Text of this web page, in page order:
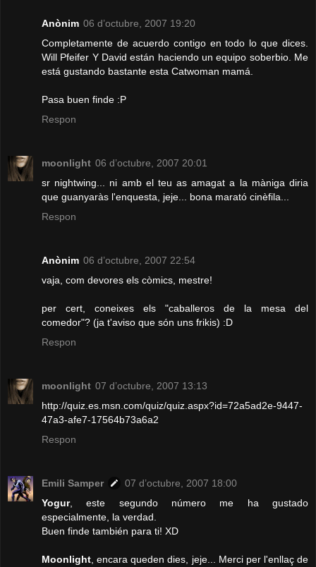
Anònim 06 d’octubre, 2007 19:20
Completamente de acuerdo contigo en todo lo que dices.
Will Pfeifer Y David están haciendo un equipo soberbio. Me
está gustando bastante esta Catwoman mamá.
Pasa buen finde :P
Respon
moonlight 06 d’octubre, 2007 20:01
sr nightwing... ni amb el teu as amagat a la màniga diria
que guanyaràs l'enquesta, jeje... bona marató cinèfila...
Respon
Anònim 06 d’octubre, 2007 22:54
vaja, com devores els còmics, mestre!
per cert, coneixes els "caballeros de la mesa del
comedor"? (ja t'aviso que són uns frikis) :D
Respon
moonlight 07 d’octubre, 2007 13:13
http://quiz.es.msn.com/quiz/quiz.aspx?id=72a5ad2e-9447-
47a3-afe7-17564b73a6a2
Respon
Emili Samper
07 d’octubre, 2007 18:00
Yogur, este segundo número me ha gustado
especialmente, la verdad.
Buen finde también para ti! XD
Moonlight, encara queden dies, jeje... Merci per l'enllaç de